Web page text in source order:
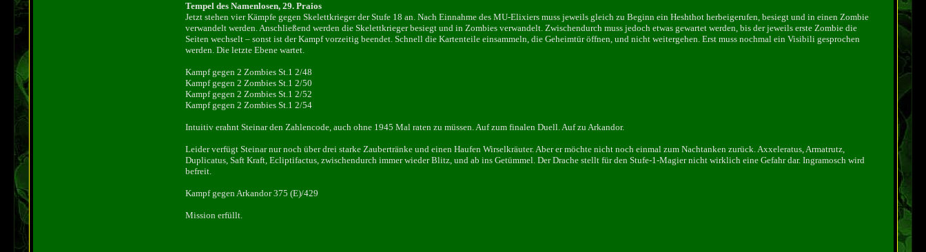
Tempel des Namenlosen, 29. Praios
Jetzt stehen vier Kämpfe gegen Skelettkrieger der Stufe 18 an. Nach Einnahme des MU-Elixiers muss jeweils gleich zu Beginn ein Heshthot herbeigerufen, besiegt und in einen Zombie
verwandelt werden. Anschließend werden die Skelettkrieger besiegt und in Zombies verwandelt. Zwischendurch muss jedoch etwas gewartet werden, bis der jeweils erste Zombie die
Seiten wechselt – sonst ist der Kampf vorzeitig beendet. Schnell die Kartenteile einsammeln, die Geheimtür öffnen, und nicht weitergehen. Erst muss nochmal ein Visibili gesprochen
werden. Die letzte Ebene wartet.
Kampf gegen 2 Zombies St.1 2/48
Kampf gegen 2 Zombies St.1 2/50
Kampf gegen 2 Zombies St.1 2/52
Kampf gegen 2 Zombies St.1 2/54
Intuitiv erahnt Steinar den Zahlencode, auch ohne 1945 Mal raten zu müssen. Auf zum finalen Duell. Auf zu Arkandor.
Leider verfügt Steinar nur noch über drei starke Zaubertränke und einen Haufen Wirselkräuter. Aber er möchte nicht noch einmal zum Nachtanken zurück. Axxeleratus, Armatrutz,
Duplicatus, Saft Kraft, Ecliptifactus, zwischendurch immer wieder Blitz, und ab ins Getümmel. Der Drache stellt für den Stufe-1-Magier nicht wirklich eine Gefahr dar. Ingramosch wird
befreit.
Kampf gegen Arkandor 375 (E)/429
Mission erfüllt.